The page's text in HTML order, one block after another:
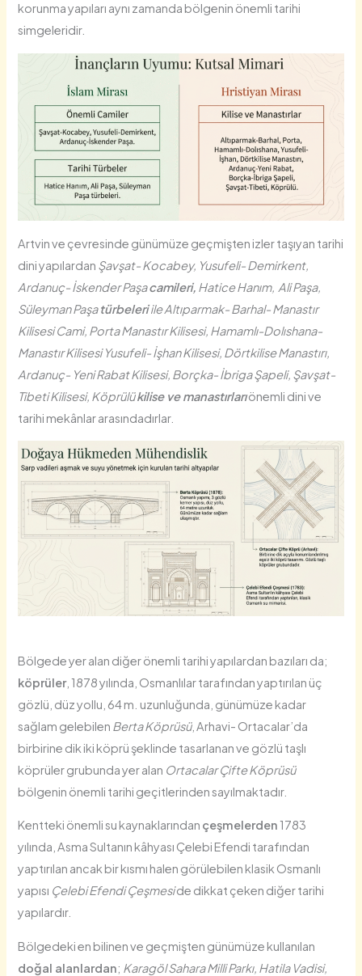
korunma yapıları aynı zamanda bölgenin önemli tarihi
simgeleridir.
Artvin ve çevresinde günümüze geçmişten izler taşıyan tarihi
dini yapılardan Şavşat- Kocabey, Yusufeli- Demirkent,
Ardanuç- İskender Paşacamileri, Hatice Hanım, Ali Paşa,
Süleyman Paşatürbeleriile Altıparmak- Barhal- Manastır
Kilisesi Cami, Porta Manastır Kilisesi, Hamamlı-Dolıshana-
Manastır Kilisesi Yusufeli- İşhan Kilisesi, Dörtkilise Manastırı,
Ardanuç- Yeni Rabat Kilisesi, Borçka- İbriga Şapeli, Şavşat-
Tibeti Kilisesi, Köprülükilise ve manastırlarıönemli dini ve
tarihi mekânlar arasındadırlar.
Bölgede yer alan diğer önemli tarihi yapılardan bazıları da;
köprüler, 1878 yılında, Osmanlılar tarafından yaptırılan üç
gözlü, düz yollu, 64 m. uzunluğunda, günümüze kadar
sağlam gelebilen Berta Köprüsü, Arhavi- Ortacalar’da
birbirine dik iki köprü şeklinde tasarlanan ve gözlü taşlı
köprüler grubunda yer alan Ortacalar Çifte Köprüsü
bölgenin önemli tarihi geçitlerinden sayılmaktadır.
Kentteki önemli su kaynaklarından çeşmelerden1783
yılında, Asma Sultanın kâhyası Çelebi Efendi tarafından
yaptırılan ancak bir kısmı halen görülebilen klasik Osmanlı
yapısı Çelebi Efendi Çeşmeside dikkat çeken diğer tarihi
yapılardır.
Bölgedeki en bilinen ve geçmişten günümüze kullanılan
doğal alanlardan; Karagöl Sahara Milli Parkı, Hatila Vadisi,